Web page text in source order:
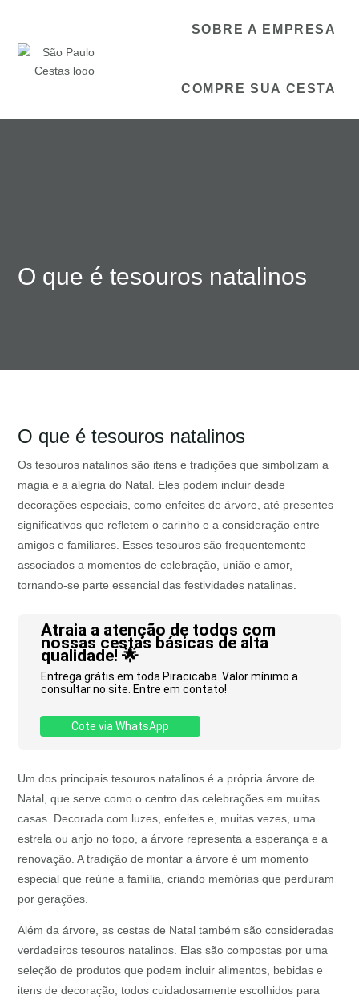
SOBRE A EMPRESA
COMPRE SUA CESTA
O que é tesouros natalinos
O que é tesouros natalinos
Os tesouros natalinos são itens e tradições que simbolizam a
magia e a alegria do Natal. Eles podem incluir desde
decorações especiais, como enfeites de árvore, até presentes
significativos que refletem o carinho e a consideração entre
amigos e familiares. Esses tesouros são frequentemente
associados a momentos de celebração, união e amor,
tornando-se parte essencial das festividades natalinas.
Atraia a atenção de todos com
nossas cestas básicas de alta
qualidade! 🌟
Entrega grátis em toda Piracicaba. Valor mínimo a
consultar no site. Entre em contato!
Cote via WhatsApp
Um dos principais tesouros natalinos é a própria árvore de
Natal, que serve como o centro das celebrações em muitas
casas. Decorada com luzes, enfeites e, muitas vezes, uma
estrela ou anjo no topo, a árvore representa a esperança e a
renovação. A tradição de montar a árvore é um momento
especial que reúne a família, criando memórias que perduram
por gerações.
Além da árvore, as cestas de Natal também são consideradas
verdadeiros tesouros natalinos. Elas são compostas por uma
seleção de produtos que podem incluir alimentos, bebidas e
itens de decoração, todos cuidadosamente escolhidos para